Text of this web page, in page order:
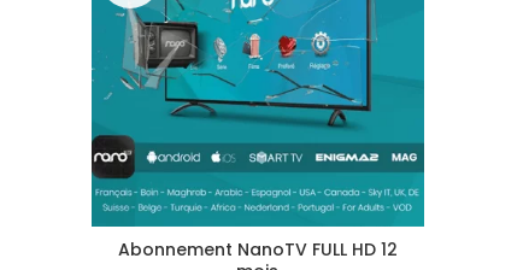
Abonnement NanoTV FULL HD 12